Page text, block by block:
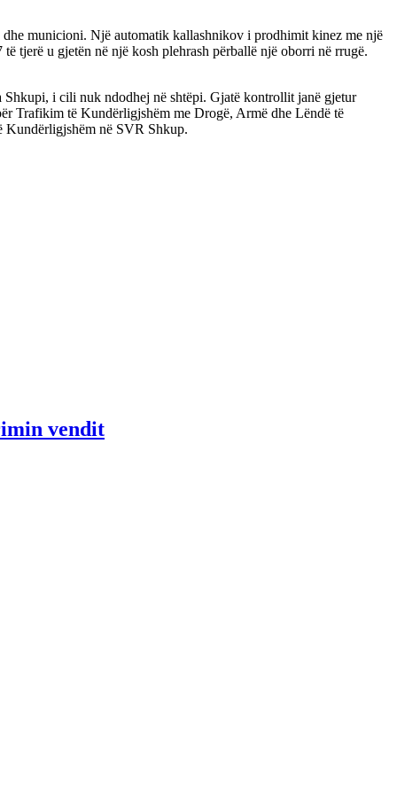
dhe municioni. Një automatik kallashnikov i prodhimit kinez me një
tjerë u gjetën në një kosh plehrash përballë një oborri në rrugë.
Shkupi, i cili nuk ndodhej në shtëpi. Gjatë kontrollit janë gjetur
Trafikim të Kundërligjshëm me Drogë, Armë dhe Lëndë të
Kundërligjshëm në SVR Shkup.
vendit